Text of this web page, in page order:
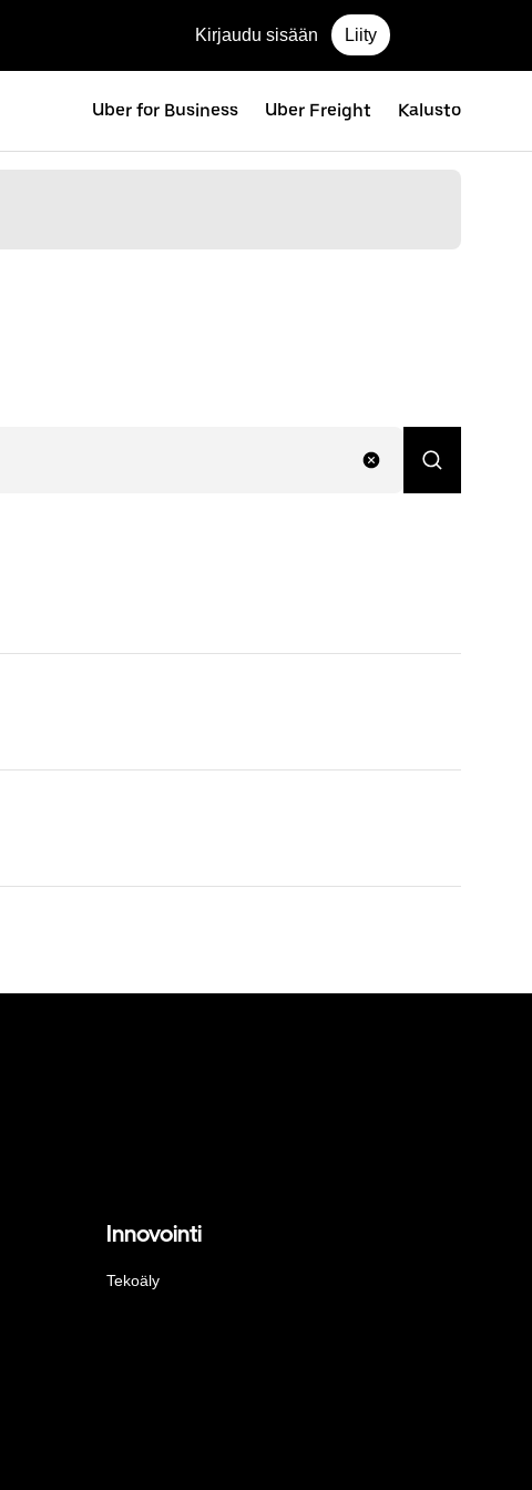
Kirjaudu sisään Liity
Uber for Business Uber Freight Kalusto
Innovointi
Tekoäly